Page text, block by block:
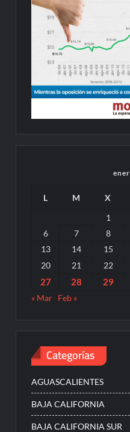
L M X
1
6
7 8
13
14 15
20
21 22
27
28 29
« Mar Feb »
Categorías
AGUASCALIENTES
BAJA CALIFORNIA
BAJA CALIFORNIA SUR